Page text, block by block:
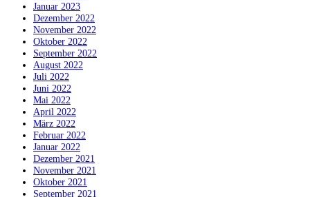
Januar 2023
Dezember 2022
November 2022
Oktober 2022
September 2022
August 2022
Juli 2022
Juni 2022
Mai 2022
April 2022
März 2022
Februar 2022
Januar 2022
Dezember 2021
November 2021
Oktober 2021
September 2021